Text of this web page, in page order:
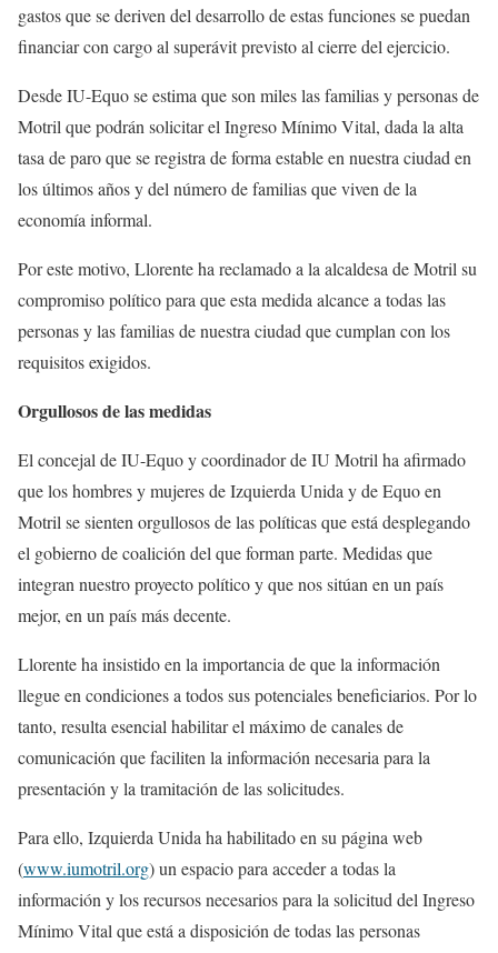
gastos que se deriven del desarrollo de estas funciones se puedan
financiar con cargo al superávit previsto al cierre del ejercicio.
Desde IU-Equo se estima que son miles las familias y personas de
Motril que podrán solicitar el Ingreso Mínimo Vital, dada la alta
tasa de paro que se registra de forma estable en nuestra ciudad en
los últimos años y del número de familias que viven de la
economía informal.
Por este motivo, Llorente ha reclamado a la alcaldesa de Motril su
compromiso político para que esta medida alcance a todas las
personas y las familias de nuestra ciudad que cumplan con los
requisitos exigidos.
Orgullosos de las medidas
El concejal de IU-Equo y coordinador de IU Motril ha afirmado
que los hombres y mujeres de Izquierda Unida y de Equo en
Motril se sienten orgullosos de las políticas que está desplegando
el gobierno de coalición del que forman parte. Medidas que
integran nuestro proyecto político y que nos sitúan en un país
mejor, en un país más decente.
Llorente ha insistido en la importancia de que la información
llegue en condiciones a todos sus potenciales beneficiarios. Por lo
tanto, resulta esencial habilitar el máximo de canales de
comunicación que faciliten la información necesaria para la
presentación y la tramitación de las solicitudes.
Para ello, Izquierda Unida ha habilitado en su página web
(www.iumotril.org) un espacio para acceder a todas la
información y los recursos necesarios para la solicitud del Ingreso
Mínimo Vital que está a disposición de todas las personas